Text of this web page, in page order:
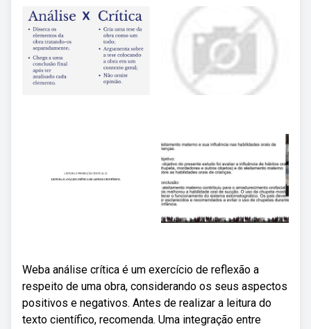
Weba análise crítica é um exercício de reflexão a
respeito de uma obra, considerando os seus aspectos
positivos e negativos. Antes de realizar a leitura do
texto científico, recomenda. Uma integração entre